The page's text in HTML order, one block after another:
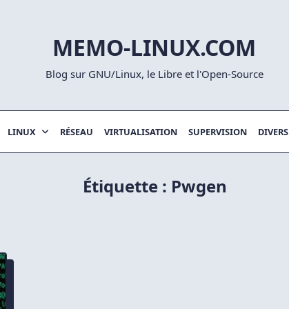
MEMO-LINUX.COM
Blog sur GNU/Linux, le Libre et l'Open-Source
LINUX RÉSEAU VIRTUALISATION SUPERVISION DIVERS
Étiquette : Pwgen